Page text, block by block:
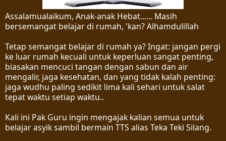
Assalamualaikum, Anak-anak Hebat...... Masih
bersemangat belajar di rumah, 'kan? Alhamdulillah
Tetap semangat belajar di rumah ya? Ingat: jangan pergi
ke luar rumah kecuali untuk keperluan sangat penting,
biasakan mencuci tangan dengan sabun dan air
mengalir, jaga kesehatan, dan yang tidak kalah penting:
jaga wudhu paling sedikit lima kali sehari untuk salat
tepat waktu setiap waktu..
Kali ini Pak Guru ingin mengajak kalian semua untuk
belajar asyik sambil bermain TTS alias Teka Teki Silang.